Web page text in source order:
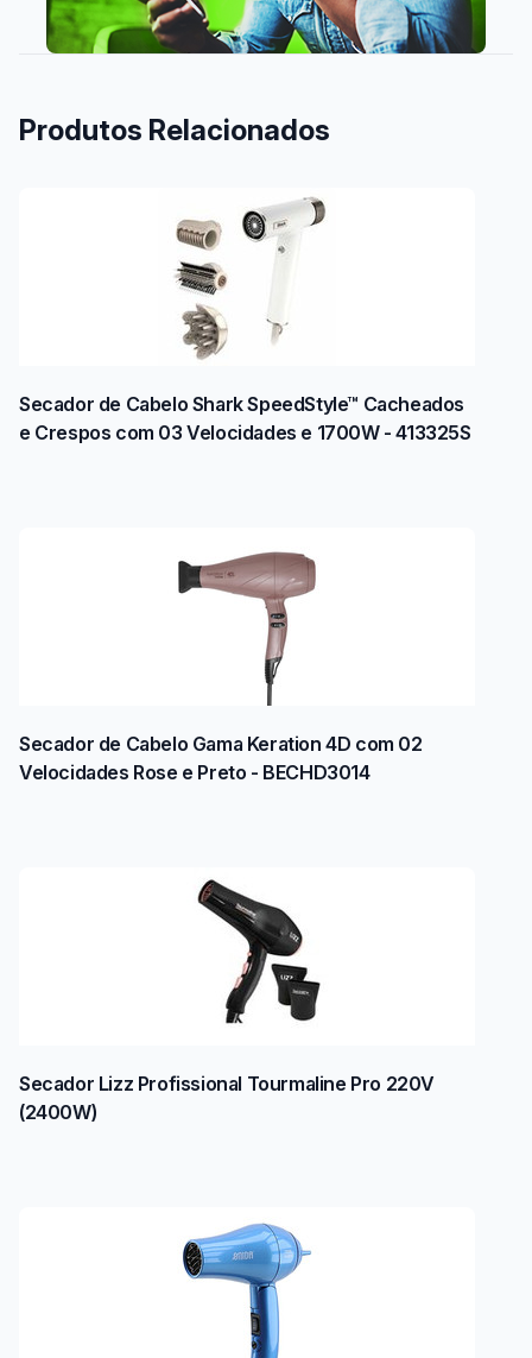
Produtos Relacionados
Secador de Cabelo Shark SpeedStyle™ Cacheados
e Crespos com 03 Velocidades e 1700W - 413325S
Secador de Cabelo Gama Keration 4D com 02
Velocidades Rose e Preto - BECHD3014
Secador Lizz Profissional Tourmaline Pro 220V
(2400W)